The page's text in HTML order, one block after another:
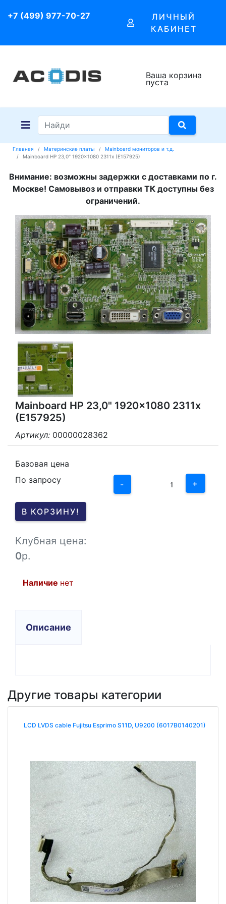
+7 (499) 977-70-27
ЛИЧНЫЙ
КАБИНЕТ
Ваша корзина
пуста
Главная Материнские платы
Mainboard мониторов и т.д.
Mainboard HP 23,0" 1920x1080 2311x (E157925)
Внимание: возможны задержки с доставками по г.
Москве! Самовывоз и отправки ТК доступны без
ограничений.
Mainboard HP 23,0" 1920x1080 2311x
(E157925)
Артикул: 00000028362
Базовая цена
По запросу
-
3
1
+
В КОРЗИНУ!
Клубная цена:
0р.
Наличие нет
Описание
Другие товары категории
LCD LVDS cable Fujitsu Esprimo S11D, U9200 (6017B0140201)